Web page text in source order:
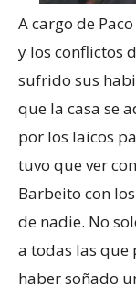
A cargo de
y los conflictos
sufrido sus
que la casa se
por los laicos
tuvo que ver
Barbeito con
de nadie. No
a todas las que
haber soñado